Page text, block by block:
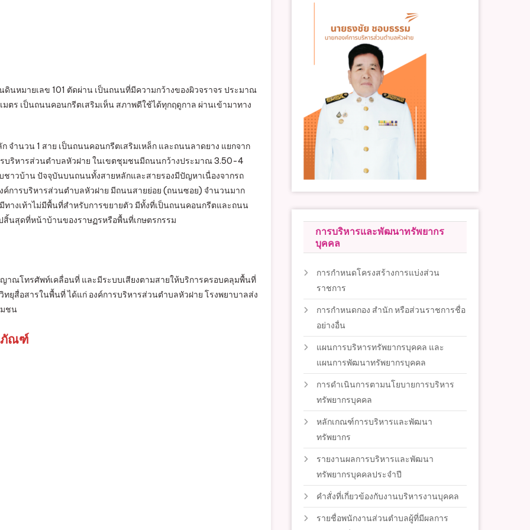
นหมายเลข 101 ตัดผ่าน เป็นถนนที่มีความกว้างของผิวจราจร ประมาณ
ตร เป็นถนนคอนกรีตเสริมเห็น สภาพดีใช้ได้ทุกฤดูกาล ผ่านเข้ามาทาง
ำนวน 1 สาย เป็นถนนคอนกรีตเสริมเหล็ก และถนนลาดยาง แยกจาก
บริหารส่วนตำบลหัวฝาย ในเขตชุมชนมีถนนกว้างประมาณ 3.50-4
ชาวบ้าน ปัจจุบันบนถนนทั้งสายหลักและสายรองมีปัญหาเนื่องจากรถ
การบริหารส่วนตำบลหัวฝาย มีถนนสายย่อย (ถนนซอย) จำนวนมาก
างเท้าไม่มีพื้นที่สำหรับการขยายตัว มีทั้งที่เป็นถนนคอนกรีตและถนน
นสุดที่หน้าบ้านของราษฏรหรือพื้นที่เกษตรกรรม
าณโทรศัพท์เคลื่อนที่ และมีระบบเสียงตามสายให้บริการครอบคลุมพื้นที่
ยุสื่อสารในพื้นที่ ได้แก่ องค์การบริหารส่วนตำบลหัวฝาย โรงพยาบาลส่ง
ชน
ภัณฑ์
การบริหารและพัฒนาทรัพยากร
บุคคล
การกำหนดโครงสร้างการแบ่งส่วน
ราชการ
การกำหนดกอง สำนัก หรือส่วนราชการชื่อ
อย่างอื่น
แผนการบริหารทรัพยากรบุคคล และ
แผนการพัฒนาทรัพยากรบุคคล
การดำเนินการตามนโยบายการบริหาร
ทรัพยากรบุคคล
หลักเกณฑ์การบริหารและพัฒนา
ทรัพยากร
รายงานผลการบริหารและพัฒนา
ทรัพยากรบุคคลประจำปี
คำสั่งที่เกี่ยวข้องกับงานบริหารงานบุคคล
รายชื่อพนักงานส่วนตำบลผู้ที่มีผลการ